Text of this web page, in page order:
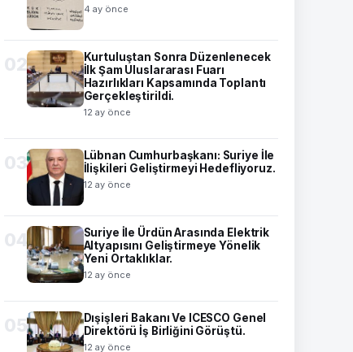
4 ay önce
02
Kurtuluştan Sonra Düzenlenecek
İlk Şam Uluslararası Fuarı
Hazırlıkları Kapsamında Toplantı
Gerçekleştirildi.
12 ay önce
03
Lübnan Cumhurbaşkanı: Suriye İle
İlişkileri Geliştirmeyi Hedefliyoruz.
12 ay önce
04
Suriye İle Ürdün Arasında Elektrik
Altyapısını Geliştirmeye Yönelik
Yeni Ortaklıklar.
12 ay önce
05
Dışişleri Bakanı Ve ICESCO Genel
Direktörü İş Birliğini Görüştü.
12 ay önce